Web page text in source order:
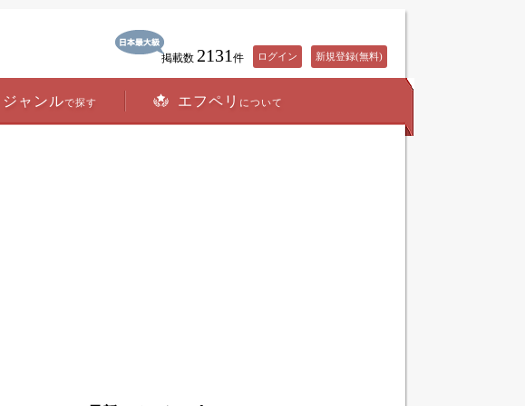
掲載数 2131 件 ログイン 新規登録(無料)
ジャンルで探す エフペリ について